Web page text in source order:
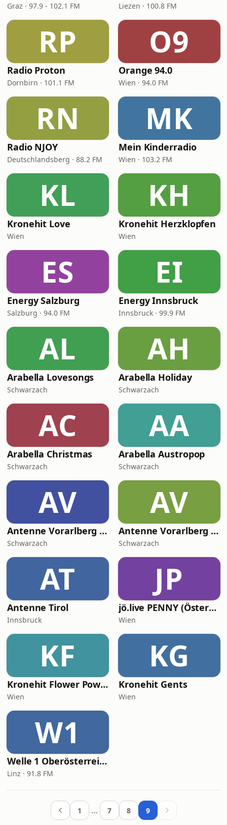
Graz · 97.9 - 102.1 FM Liezen · 100.8 FM
RP
Radio Proton
Dornbirn · 101.1 FM
O9
Orange 94.0
Wien · 94.0 FM
RN
Radio NJOY
Deutschlandsberg · 88.2 FM
MK
Mein Kinderradio
Wien · 103.2 FM
KL
Kronehit Love
Wien
KH
Kronehit Herzklopfen
Wien
ES
Energy Salzburg
Salzburg · 94.0 FM
EI
Energy Innsbruck
Innsbruck · 99.9 FM
AL
Arabella Lovesongs
Schwarzach
AH
Arabella Holiday
Schwarzach
AC
Arabella Christmas
Schwarzach
AA
Arabella Austropop
Schwarzach
AV
Antenne Vorarlberg Schlagerkult
Schwarzach
AV
Antenne Vorarlberg Love songs
Schwarzach
AT
Antenne Tirol
Innsbruck
JP
jö.live PENNY (Österreich)
Wien
KF
Kronehit Flower Power
Wien
KG
Kronehit Gents
Wien
W1
Welle 1 Oberösterreich
Linz · 91.8 FM
1 … 7 8 9